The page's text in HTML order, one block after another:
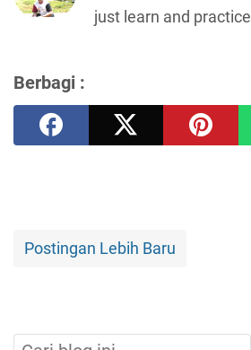
just learn and practice
Berbagi :
Postingan Lebih Baru